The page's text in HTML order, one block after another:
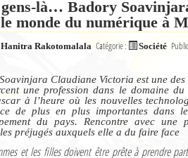
gens-là… Badory
monde du numérique à
Hanitra Rakotomalala Catégorie : Société
Claudiane Victoria est une des
une profession dans le domaine
à l’heure où les nouvelles
de plus en plus importantes dans
du pays. Rencontre avec une
préjugés auxquels elle a du faire face
et les filles doivent être prête à prendre